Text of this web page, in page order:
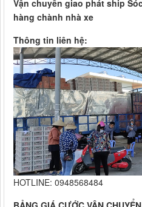
Vận chuyển giao phát ship
hàng chành nhà xe
Thông tin liên hệ:
HOTLINE: 0948568484